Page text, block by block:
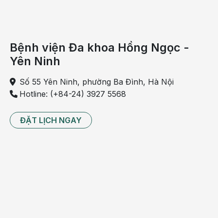
- Ảnh hưởng của điều trị xạ trị, hóa trị
- Quan hệ tình dục qua đường hậu môn
- Táo bón
- Uống nhiều rượu bia
Bệnh viện Đa khoa Hồng Ngọc -
Yên Ninh
Số 55 Yên Ninh, phường Ba Đình, Hà Nội
Hotline: (+84-24) 3927 5568
ĐẶT LỊCH NGAY